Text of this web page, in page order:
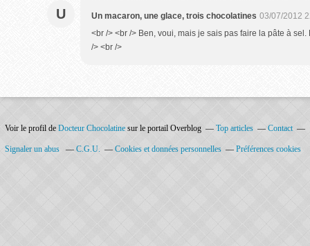
U Un macaron, une glace, trois chocolatines 03/07/2012
<br /> <br /> Ben, voui, mais je sais pas faire la pâte à
/> <br />
Voir le profil de Docteur Chocolatine sur le portail Overblog Top articles Contact
Signaler un abus C.G.U. Cookies et données personnelles Préférences cookies